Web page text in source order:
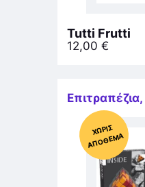
Tutti Frutti
12,00 €
Επιτραπέζια,
Χ
ΩΡΊΣ
Α
Π
Ό
ΘΕ
ΜΑ